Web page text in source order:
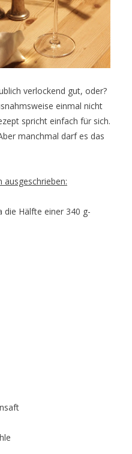
verlockend gut, oder?
einmal nicht
spricht einfach für sich.
manchmal darf es das
die Hälfte einer 340 g-